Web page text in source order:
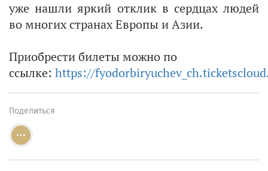
уже нашли яркий отклик в сердцах людей
во многих странах Европы и Азии.
Приобрести билеты можно по
ссылке: https://
Поделиться